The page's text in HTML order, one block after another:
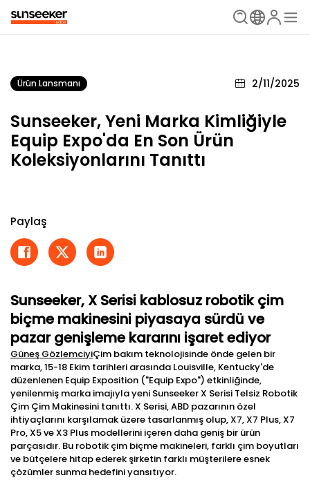
Ürün Lansmanı 2/11/2025
Sunseeker, Yeni Marka Kimliğiyle
Equip Expo'da En Son Ürün
Koleksiyonlarını Tanıttı
Paylaş
Sunseeker, X Serisi kablosuz robotik çim
biçme makinesini piyasaya sürdü ve
pazar genişleme kararını işaret ediyor
Güneş GözlemciyiÇim bakım teknolojisinde önde gelen bir
marka, 15-18 Ekim tarihleri arasında Louisville, Kentucky'de
düzenlenen Equip Exposition ("Equip Expo") etkinliğinde,
yenilenmiş marka imajıyla yeni Sunseeker X Serisi Telsiz Robotik
Çim Çim Makinesini tanıttı. X Serisi, ABD pazarının özel
ihtiyaçlarını karşılamak üzere tasarlanmış olup, X7, X7 Plus, X7
Pro, X5 ve X3 Plus modellerini içeren daha geniş bir ürün
parçasıdır. Bu robotik çim biçme makineleri, farklı çim boyutları
ve bütçelere hitap ederek şirketin farklı müşterilere esnek
çözümler sunma hedefini yansıtıyor.